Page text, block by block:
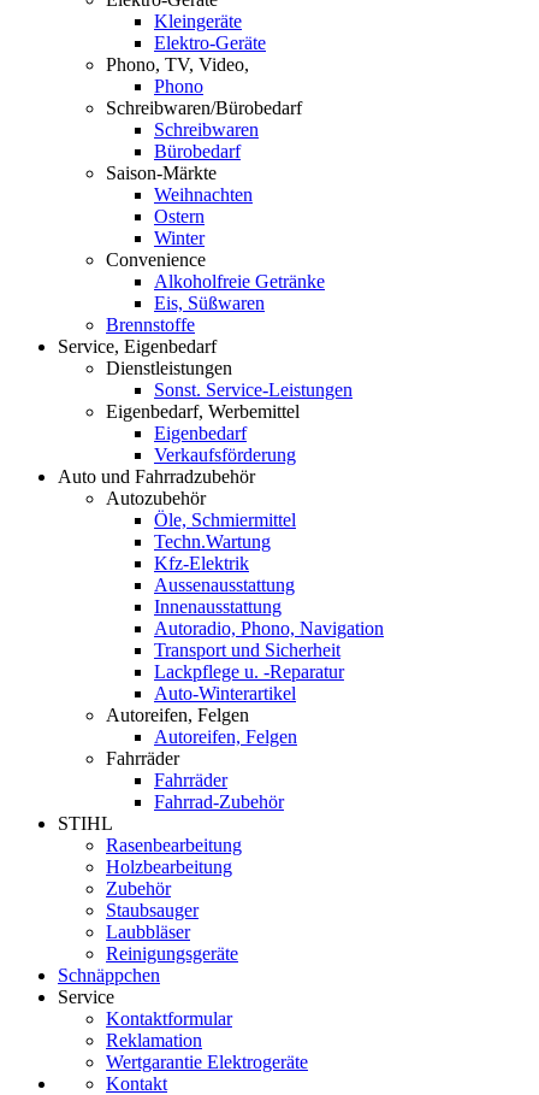
Kleingeräte
Elektro-Geräte
Phono, TV, Video,
Phono
Schreibwaren/Bürobedarf
Schreibwaren
Bürobedarf
Saison-Märkte
Weihnachten
Ostern
Winter
Convenience
Alkoholfreie Getränke
Eis, Süßwaren
Brennstoffe
Service, Eigenbedarf
Dienstleistungen
Sonst. Service-Leistungen
Eigenbedarf, Werbemittel
Eigenbedarf
Verkaufsförderung
Auto und Fahrradzubehör
Autozubehör
Öle, Schmiermittel
Techn.Wartung
Kfz-Elektrik
Aussenausstattung
Innenausstattung
Autoradio, Phono, Navigation
Transport und Sicherheit
Lackpflege u. -Reparatur
Auto-Winterartikel
Autoreifen, Felgen
Autoreifen, Felgen
Fahrräder
Fahrräder
Fahrrad-Zubehör
STIHL
Rasenbearbeitung
Holzbearbeitung
Zubehör
Staubsauger
Laubbläser
Reinigungsgeräte
Schnäppchen
Service
Kontaktformular
Reklamation
Wertgarantie Elektrogeräte
Kontakt